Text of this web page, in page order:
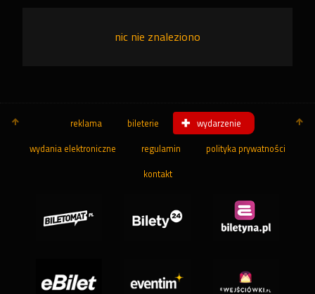
nic nie znaleziono
reklama bileterie wydarzenie
wydania elektroniczne regulamin polityka prywatności
kontakt